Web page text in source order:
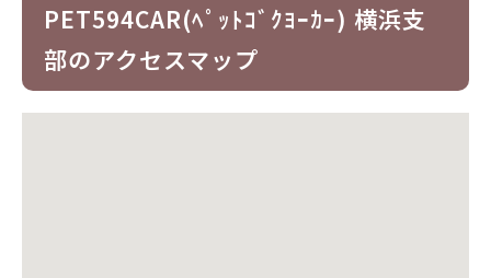
PET594CAR(ﾍﾟｯﾄｺﾞｸﾖｰｶｰ) 横浜支
部のアクセスマップ